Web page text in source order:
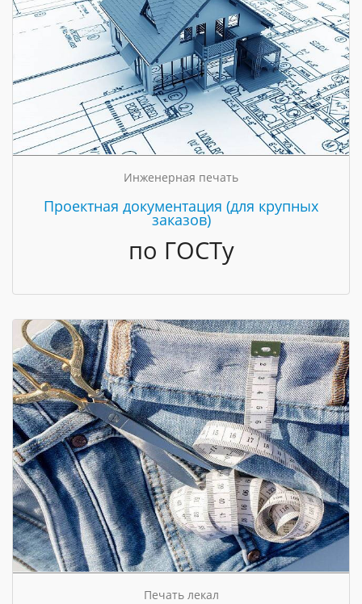
Инженерная печать
Проектная документация (для крупных
заказов)
по ГОСТу
Печать лекал